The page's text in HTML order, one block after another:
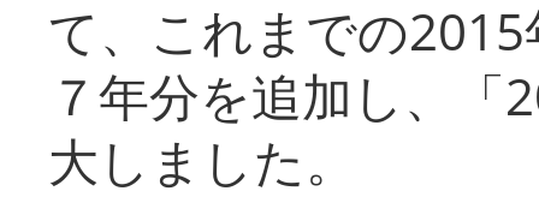
て、これまでの
７年分を追加し、「
大しまし